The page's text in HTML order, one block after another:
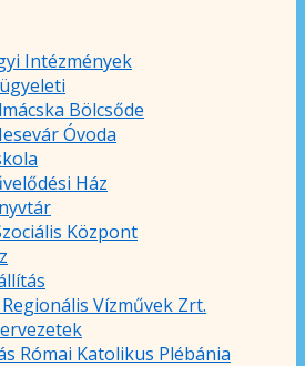
Intézmények
Bölcsőde
Óvoda
Ház
Központ
Vízművek Zrt.
Római Katolikus Plébánia